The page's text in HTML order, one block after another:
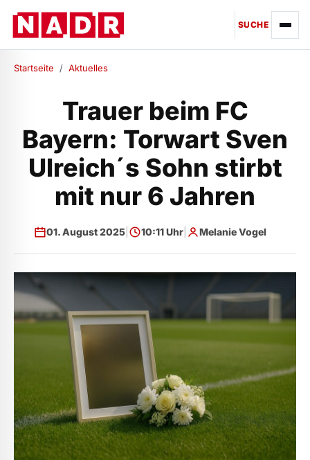
SUCHE
Startseite / Aktuelles
Trauer beim FC
Bayern: Torwart Sven
Ulreich´s Sohn stirbt
mit nur 6 Jahren
01. August 2025| 10:11 Uhr| Melanie Vogel